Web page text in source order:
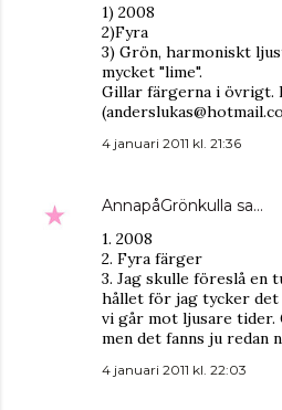
1) 2008
2)Fyra
3) Grön, harmoniskt
mycket "lime".
Gillar färgerna i övrigt.
4 januari 2011 kl. 21:36
AnnapåGrönkulla sa…
1. 2008
2. Fyra färger
3. Jag skulle föreslå en
hållet för jag tycker det
vi går mot ljusare
men det fanns ju redan
4 januari 2011 kl. 22:03